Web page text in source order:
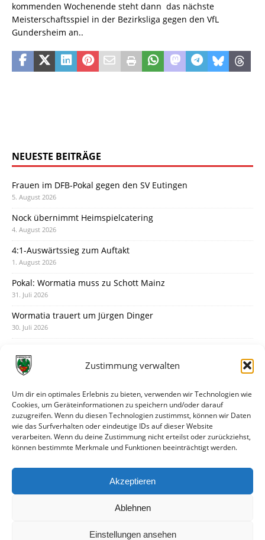
Zustimmung verwalten
Um dir ein optimales Erlebnis zu bieten, verwenden wir Technologien wie
Cookies, um Geräteinformationen zu speichern und/oder darauf
zuzugreifen. Wenn du diesen Technologien zustimmst, können wir Daten
wie das Surfverhalten oder eindeutige IDs auf dieser Website
verarbeiten. Wenn du deine Zustimmung nicht erteilst oder zurückziehst,
können bestimmte Merkmale und Funktionen beeinträchtigt werden.
Akzeptieren
Ablehnen
Einstellungen ansehen
kommenden Wochenende steht dann das nächste
Meisterschaftsspiel in der Bezirksliga gegen den VfL
Gundersheim an..
NEUESTE BEITRÄGE
Frauen im DFB-Pokal gegen den SV Eutingen
5. August 2026
Nock übernimmt Heimspielcatering
4. August 2026
4:1-Auswärtssieg zum Auftakt
1. August 2026
Pokal: Wormatia muss zu Schott Mainz
31. Juli 2026
Wormatia trauert um Jürgen Dinger
30. Juli 2026
28. Juli 2026
28. Juli 2026
Neue Podcast-Folge: So tickt Björn!
27. Juli 2026
Eindrücke vom Stadionfest
Unterhaltsamer Abschlusstest mit später Niederlage
25. Juli 2026